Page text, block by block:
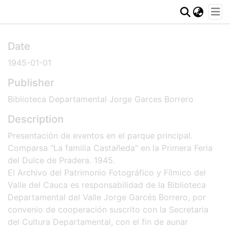
Communities & Collections
Date
1945-01-01
Publisher
Biblioteca Departamental Jorge Garces Borrero
Description
Presentación de eventos en el parque principal.
Comparsa "La familia Castañeda" en la Primera Feria
del Dulce de Pradera. 1945.
El Archivo del Patrimonio Fotográfico y Fílmico del
Valle del Cauca es responsabilidad de la Biblioteca
Departamental del Valle Jorge Garcés Borrero, por
convenio de cooperación suscrito con la Secretaria
del Cultura Departamental, con el fin de aunar